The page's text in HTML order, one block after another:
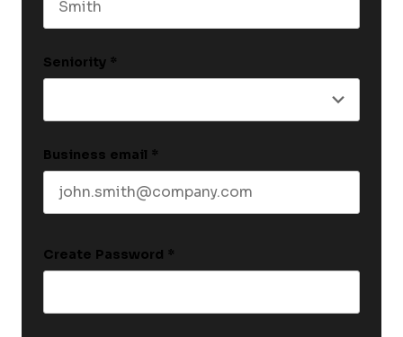
Seniority *
Business email *
Create Password *